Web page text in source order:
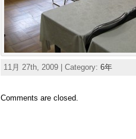
11月 27th, 2009 | Category: 6年
Comments are closed.